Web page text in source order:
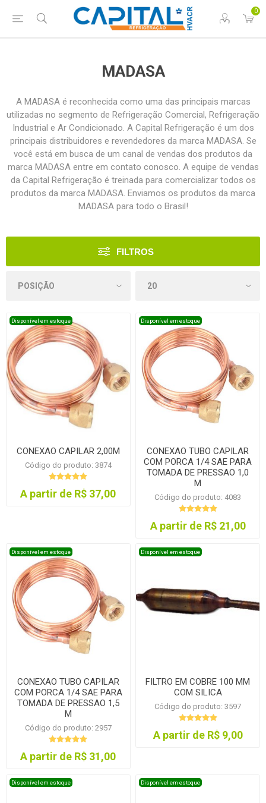
0
MADASA
A MADASA é reconhecida como uma das principais marcas
utilizadas no segmento de Refrigeração Comercial, Refrigeração
Industrial e Ar Condicionado. A Capital Refrigeração é um dos
principais distribuidores e revendedores da marca MADASA. Se
você está em busca de um canal de vendas dos produtos da
marca MADASA entre em contato conosco. A equipe de vendas
da Capital Refrigeração é treinada para comercializar todos os
produtos da marca MADASA. Enviamos os produtos da marca
MADASA para todo o Brasil!
FILTROS
Disponível em estoque
CONEXAO CAPILAR 2,00M
Código do produto: 3874
A partir de R$ 37,00
Disponível em estoque
CONEXAO TUBO CAPILAR
COM PORCA 1/4 SAE PARA
TOMADA DE PRESSAO 1,0
M
Código do produto: 4083
A partir de R$ 21,00
Disponível em estoque
CONEXAO TUBO CAPILAR
COM PORCA 1/4 SAE PARA
TOMADA DE PRESSAO 1,5
M
Código do produto: 2957
A partir de R$ 31,00
Disponível em estoque
FILTRO EM COBRE 100 MM
COM SILICA
Código do produto: 3597
A partir de R$ 9,00
Disponível em estoque Disponível em estoque